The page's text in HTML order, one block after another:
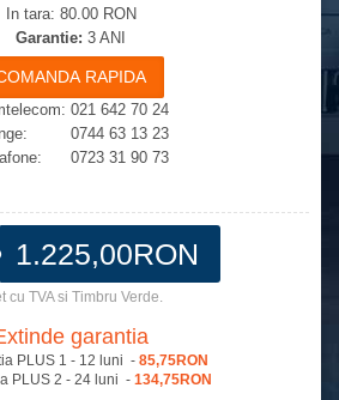
In tara: 80.00 RON
Garantie: 3 ANI
021 642 70 24
0744 63 13 23
0723 31 90 73
1.225,00RON
cu TVA si Timbru Verde.
garantia
PLUS 1 - 12 luni - 85,75RON
PLUS 2 - 24 luni - 134,75RON